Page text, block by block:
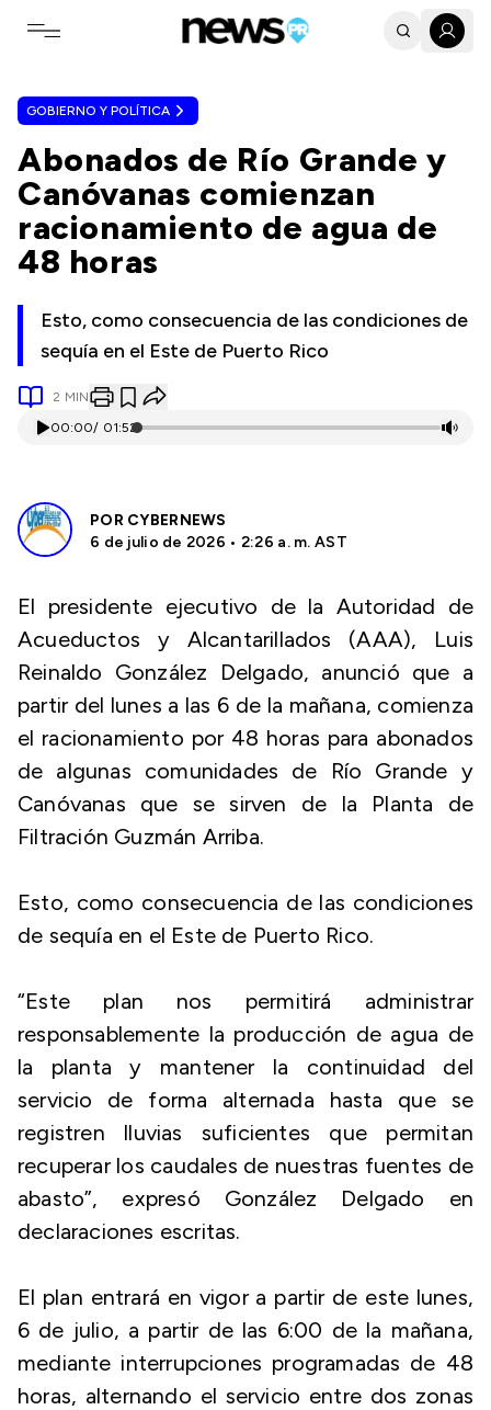
Toggle navigation menu
GOBIERNO Y POLÍTICA
Abonados de Río Grande y
Canóvanas comienzan
racionamiento de agua de
48 horas
Esto, como consecuencia de las condiciones de
sequía en el Este de Puerto Rico
2 MIN
00:00/ 01:52
POR CYBERNEWS
6 de julio de 2026 • 2:26 a. m. AST
El presidente ejecutivo de la Autoridad de
Acueductos y Alcantarillados (AAA), Luis
Reinaldo González Delgado, anunció que a
partir del lunes a las 6 de la mañana, comienza
el racionamiento por 48 horas para abonados
de algunas comunidades de Río Grande y
Canóvanas que se sirven de la Planta de
Filtración Guzmán Arriba.
Esto, como consecuencia de las condiciones
de sequía en el Este de Puerto Rico.
“Este plan nos permitirá administrar
responsablemente la producción de agua de
la planta y mantener la continuidad del
servicio de forma alternada hasta que se
registren lluvias suficientes que permitan
recuperar los caudales de nuestras fuentes de
abasto”, expresó González Delgado en
declaraciones escritas.
El plan entrará en vigor a partir de este lunes,
6 de julio, a partir de las 6:00 de la mañana,
mediante interrupciones programadas de 48
horas, alternando el servicio entre dos zonas